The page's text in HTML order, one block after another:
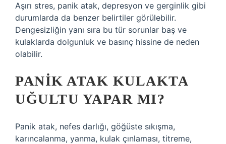
Aşırı stres, panik atak, depresyon ve gerginlik gibi
durumlarda da benzer belirtiler görülebilir.
Dengesizliğin yanı sıra bu tür sorunlar baş ve
kulaklarda dolgunluk ve basınç hissine de neden
olabilir.
PANIK ATAK KULAKTA
UĞULTU YAPAR MI?
Panik atak, nefes darlığı, göğüste sıkışma,
karıncalanma, yanma, kulak çınlaması, titreme,